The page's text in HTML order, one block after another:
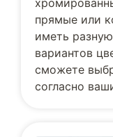
прямые или
иметь
вариантов
сможете
согласно